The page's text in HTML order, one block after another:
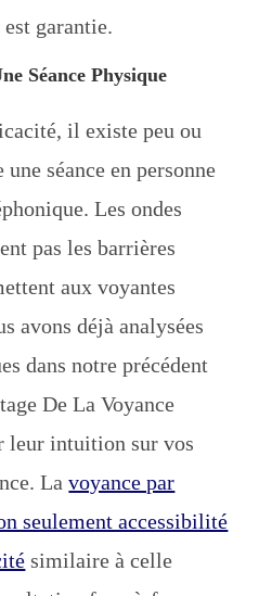
garantie.
Séance Physique
il existe peu ou
séance en personne
Les ondes
pas les barrières
aux voyantes
avons déjà analysées
dans notre précédent
De La Voyance
leur intuition sur vos
Lavoyance par
seulement accessibilité
similaire à celle